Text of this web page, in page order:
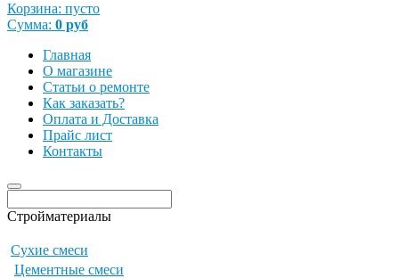
Корзина: пусто
Сумма: 0 руб
Главная
О магазине
Статьи о ремонте
Как заказать?
Оплата и Доставка
Прайс лист
Контакты
Стройматериалы
Сухие смеси
Цементные смеси